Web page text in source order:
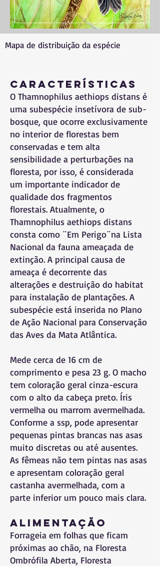
Mapa de distribuição da espécie
Características
O Thamnophilus aethiops distans é
uma subespécie insetívora de sub-
bosque, que ocorre exclusivamente
no interior de florestas bem
conservadas e tem alta
sensibilidade a perturbações na
floresta, por isso, é considerada
um importante indicador de
qualidade dos fragmentos
florestais. Atualmente, o
Thamnophilus aethiops distans
consta como ¨Em Perigo¨na Lista
Nacional da fauna ameaçada de
extinção. A principal causa de
ameaça é decorrente das
alterações e destruição do habitat
para instalação de plantações. A
subespécie está inserida no Plano
de Ação Nacional para Conservação
das Aves da Mata Atlântica.
Mede cerca de 16 cm de
comprimento e pesa 23 g. O macho
tem coloração geral cinza-escura
com o alto da cabeça preto. Íris
vermelha ou marrom avermelhada.
Conforme a ssp, pode apresentar
pequenas pintas brancas nas asas
muito discretas ou até ausentes.
As fêmeas não tem pintas nas asas
e apresentam coloração geral
castanha avermelhada, com a
parte inferior um pouco mais clara.
Alimentação
Forrageia em folhas que ficam
próximas ao chão, na Floresta
Ombrófila Aberta, Floresta